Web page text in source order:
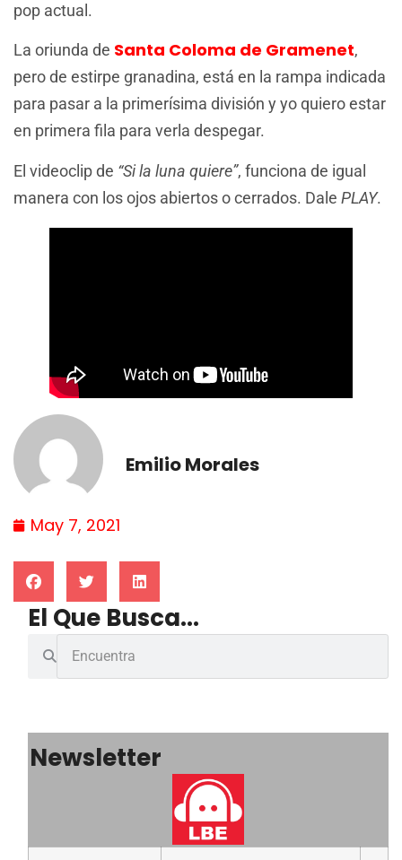
pop actual.
La oriunda de Santa Coloma de Gramenet,
pero de estirpe granadina, está en la rampa indicada
para pasar a la primerísima división y yo quiero estar
en primera fila para verla despegar.
El videoclip de “Si la luna quiere”, funciona de igual
manera con los ojos abiertos o cerrados. Dale PLAY.
Emilio Morales
May 7, 2021
El Que Busca...
Newsletter